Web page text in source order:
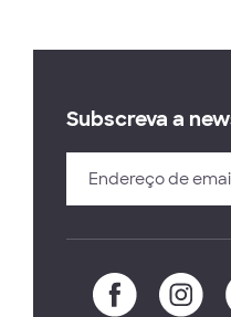
Subscreva a